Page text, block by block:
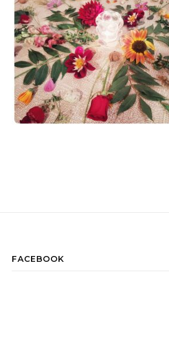
FACEBOOK